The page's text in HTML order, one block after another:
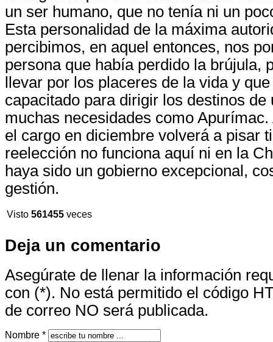
un ser humano, que no tenía ni un
Esta personalidad de la máxima
percibimos, en aquel entonces, nos
persona que había perdido la brújula,
llevar por los placeres de la vida y
capacitado para dirigir los destinos de
muchas necesidades como
el cargo en diciembre volverá a pisar
reelección no funciona aquí ni en la
haya sido un gobierno excepcional,
gestión.
Visto 561455 veces
Deja un comentario
Asegúrate de llenar la información
con (*). No está permitido el código
de correo NO será publicada.
Nombre *